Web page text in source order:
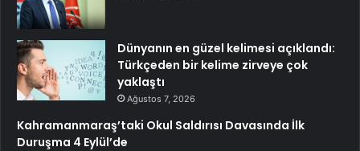
Dünyanın en güzel kelimesi açıklandı:
Türkçeden bir kelime zirveye çok
yaklaştı
Ağustos 7, 2026
Kahramanmaraş’taki Okul Saldırısı Davasında İlk
Duruşma 4 Eylül’de